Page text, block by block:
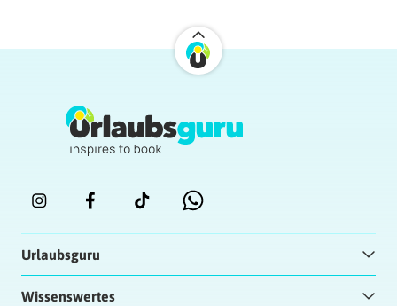
Urlaubsguru
Wissenswertes